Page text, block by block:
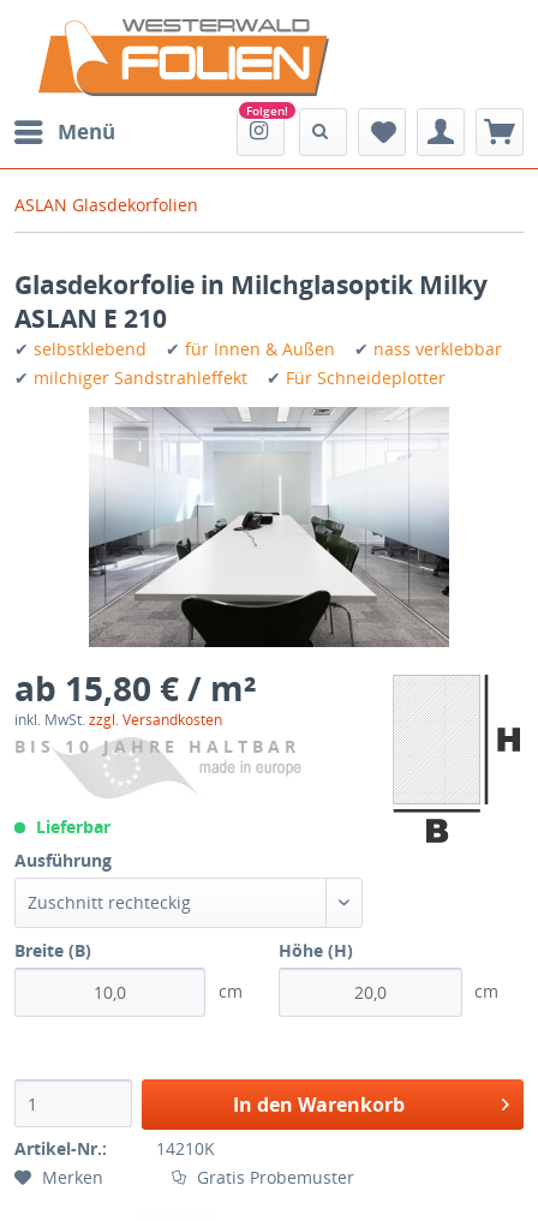
Menü
ASLAN Glasdekorfolien
Glasdekorfolie in Milchglasoptik Milky
ASLAN E 210
✔ selbstklebend ✔ für Innen & Außen ✔ nass verklebbar
✔ milchiger Sandstrahleffekt ✔ Für Schneideplotter
ab 15,80 € / m²
inkl. MwSt.zzgl. Versandkosten
BIS 10 JAHRE HALTBAR
Lieferbar
Ausführung
Zuschnitt rechteckig
Breite (B)
cm
Höhe (H)
cm
In den Warenkorb
Artikel-Nr.:
14210K
Merken
Gratis Probemuster